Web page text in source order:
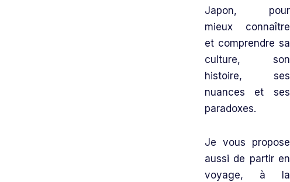
Japon, pour
mieux connaître
et comprendre sa
culture, son
histoire, ses
nuances et ses
paradoxes.
Je vous propose
aussi de partir en
voyage, à la